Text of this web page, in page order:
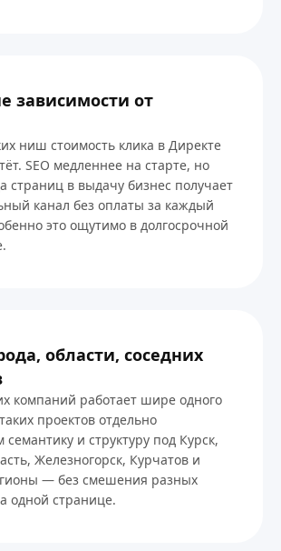
зависимости от
ниш стоимость клика в Директе
SEO медленнее на старте, но
страниц в выдачу бизнес получает
канал без оплаты за каждый
это ощутимо в долгосрочной
области, соседних
компаний работает шире одного
проектов отдельно
семантику и структуру под Курск,
Железногорск, Курчатов и
— без смешения разных
одной странице.